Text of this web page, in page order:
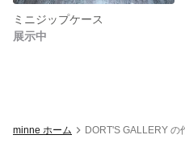
ミニジップケース
展示中
minne ホーム DORT'S GALLERY の